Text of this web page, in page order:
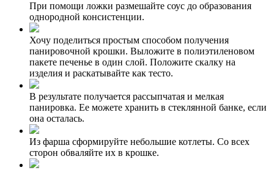
При помощи ложки размешайте соус до образования
однородной консистенции.
Хочу поделиться простым способом получения
панировочной крошки. Выложите в полиэтиленовом
пакете печенье в один слой. Положите скалку на
изделия и раскатывайте как тесто.
В результате получается рассыпчатая и мелкая
панировка. Ее можете хранить в стеклянной банке, если
она осталась.
Из фарша сформируйте небольшие котлеты. Со всех
сторон обваляйте их в крошке.